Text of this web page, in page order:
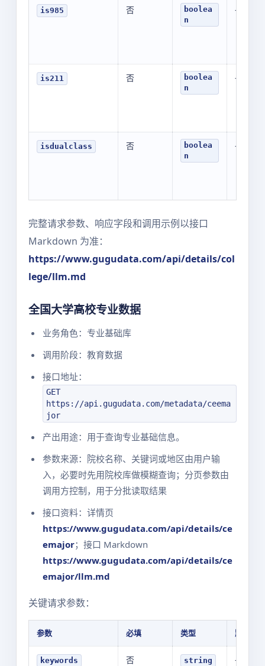
is985 否
boolea
n
-
is211 否
boolea
n
-
isdualclass 否
boolea
n
-
完整请求参数、响应字段和调用示例以接口
Markdown 为准：
https://www.gugudata.com/api/details/col
lege/llm.md
全国大学高校专业数据
业务角色：专业基础库
调用阶段：教育数据
接口地址：
GET
https://api.gugudata.com/metadata/ceema
jor
产出用途：用于查询专业基础信息。
参数来源：院校名称、关键词或地区由用户输
入，必要时先用院校库做模糊查询；分页参数由
调用方控制，用于分批读取结果
接口资料：详情页
https://www.gugudata.com/api/details/ce
emajor；接口 Markdown
https://www.gugudata.com/api/details/ce
emajor/llm.md
关键请求参数：
参数 必填 类型 默认值
keywords 否 string -